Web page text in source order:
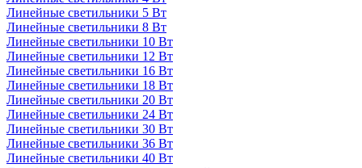
Линейные светильники 5 Вт
Линейные светильники 8 Вт
Линейные светильники 10 Вт
Линейные светильники 12 Вт
Линейные светильники 16 Вт
Линейные светильники 18 Вт
Линейные светильники 20 Вт
Линейные светильники 24 Вт
Линейные светильники 30 Вт
Линейные светильники 36 Вт
Линейные светильники 40 Вт